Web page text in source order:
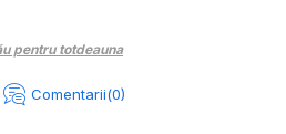
pentru totdeauna
Comentarii(0)